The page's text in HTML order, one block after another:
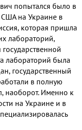
попытался было в
США на Украине в
которая пришла
лабораторий,
лабораторий была
государственный
в полную
наоборот. Именно к
на Украине и в